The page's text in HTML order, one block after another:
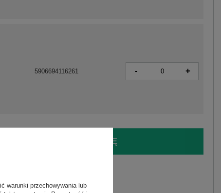
5906694116261 - +
SIĘ I ZOBACZ CENĘ
warunki przechowywania lub